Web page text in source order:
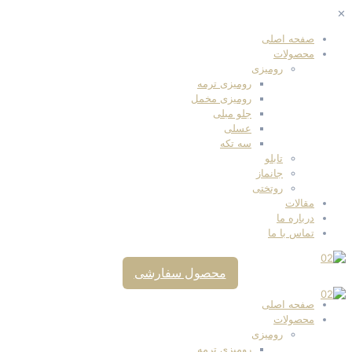
✕
صفحه اصلی
محصولات
رومیزی
رومیزی ترمه
رومیزی مخمل
جلو مبلی
عسلی
سه تکه
تابلو
جانماز
روتختی
مقالات
درباره ما
تماس با ما
محصول سفارشی
صفحه اصلی
محصولات
رومیزی
رومیزی ترمه